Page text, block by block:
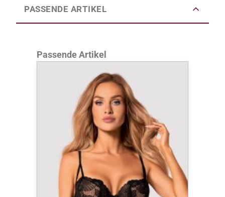
PASSENDE ARTIKEL
Produktgalerie überspringen
Passende Artikel